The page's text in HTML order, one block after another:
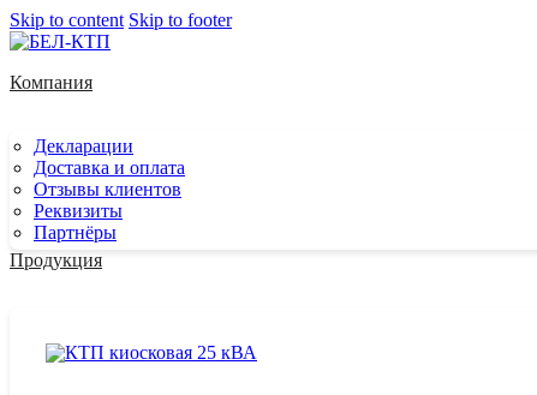
Skip to content Skip to footer
Компания
Декларации
Доставка и оплата
Отзывы клиентов
Реквизиты
Партнёры
Продукция